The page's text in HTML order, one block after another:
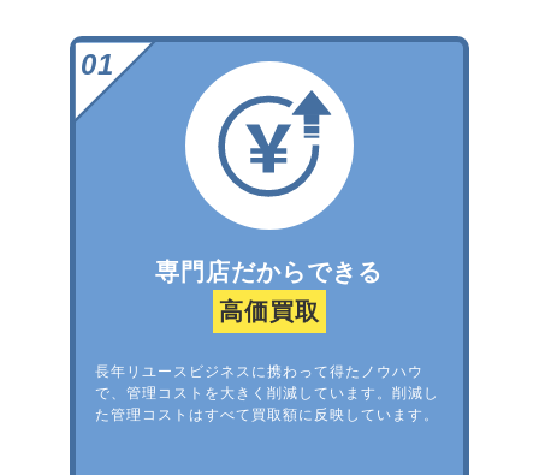
専門店だからできる
高価買取
長年リユースビジネスに携わって得たノウハウ
で、管理コストを大きく削減しています。削減し
た管理コストはすべて買取額に反映しています。